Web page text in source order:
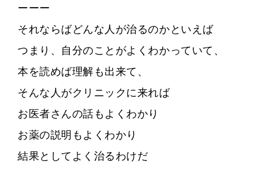
ーーー
それならばどんな人が治るのかといえば
つまり、自分のことがよくわかっていて、
本を読めば理解も出来て、
そんな人がクリニックに来れば
お医者さんの話もよくわかり
お薬の説明もよくわかり
結果としてよく治るわけだ